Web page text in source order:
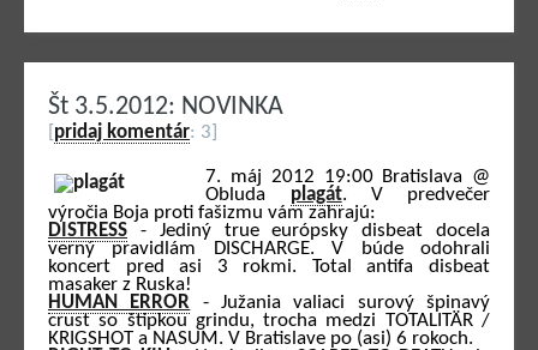
Št 3.5.2012: NOVINKA
pridaj komentár: 3]
7. máj 2012 19:00 Bratislava @
Obluda plagát. V predvečer
výročia Boja proti fašizmu vám zahrajú:
DISTRESS - Jediný true európsky disbeat docela
verný pravidlám DISCHARGE. V búde odohrali
koncert pred asi 3 rokmi. Total antifa disbeat
masaker z Ruska!
HUMAN ERROR - Južania valiaci surový špinavý
crust so štipkou grindu, trocha medzi TOTALITÄR /
KRIGSHOT a NASUM. V Bratislave po (asi) 6 rokoch.